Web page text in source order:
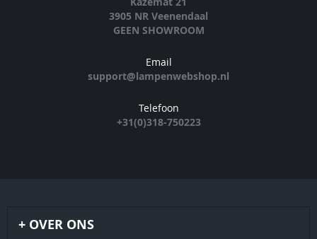
3905 NR Veenendaal
GEEN SHOWROOM
Email
support@lampenwebshop.nl
Telefoon
+31(0)318-750223
OVER ONS